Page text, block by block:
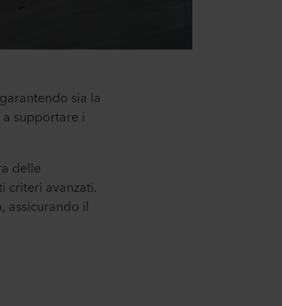
sia la
supportare i
delle
criteri avanzati.
assicurando il